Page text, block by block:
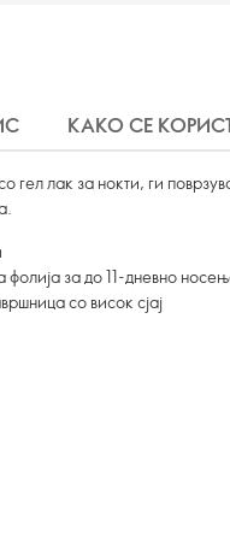
КАКО СЕ
гел лак за нокти, ги
за до 11-дневно
со висок сјај